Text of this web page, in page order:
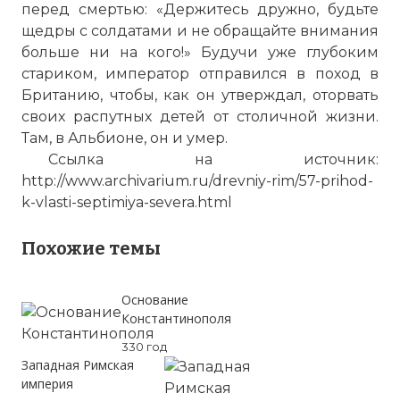
перед смертью: «Держитесь дружно, будьте
щедры с солдатами и не обращайте внимания
больше ни на кого!» Будучи уже глубоким
стариком, император отправился в поход в
Британию, чтобы, как он утверждал, оторвать
своих распутных детей от столичной жизни.
Там, в Альбионе, он и умер.
Ссылка на источник:
http://www.archivarium.ru/drevniy-rim/57-prihod-
k-vlasti-septimiya-severa.html
Похожие темы
Основание
Константинополя
330 год
Западная Римская
империя